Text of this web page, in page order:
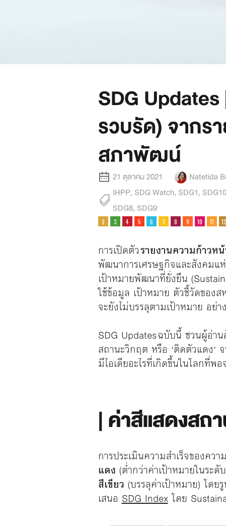
SDG
รวบรัด) จากร
สภาพัฒน์
21 ตุลาคม 2021 Natetida
IHPP, SDG Watch, SDG1, SDG10
SDG8, SDG9
การเปิดตัวรายงานความก้าวห
พัฒนาการเศรษฐกิจและสังคมแ
เป้าหมายพัฒนาที่ยั่งยืน
ใช้ข้อมูล เป้าหมาย ตัวชี้วัดของ
จะยังไม่บรรลุตามเป้าหมาย อย่
SDG Updates ฉบับนี้ ชวนผู้อ่า
สถานะวิกฤต หรือ ‘ติดตัวแดง’
มีไอเดียอะไรที่เกิดขึ้นในโลกที่พ
|ค่าสีแสดงสถ
การประเมินความสำเร็จของคว
แดง (ต่ำกว่าค่าเป้าหมายในระดั
สีเขียว (บรรลุค่าเป้าหมาย) โด
เสนอSDG Indexโดย